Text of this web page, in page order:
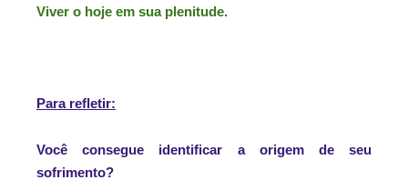
Viver o hoje em sua plenitude.
Para refletir:
Você consegue identificar a origem de seu
sofrimento?